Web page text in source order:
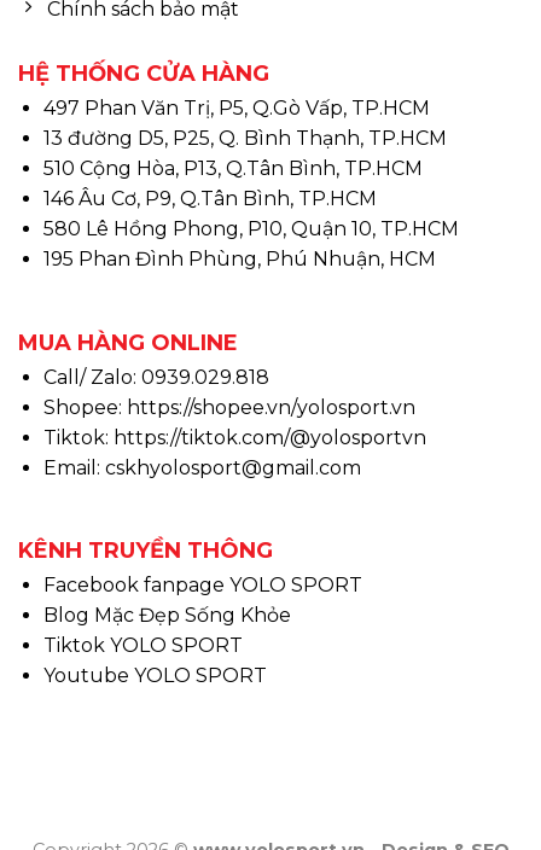
Chính sách bảo mật
HỆ THỐNG CỬA HÀNG
497 Phan Văn Trị, P5, Q.Gò Vấp, TP.HCM
13 đường D5, P25, Q. Bình Thạnh, TP.HCM
510 Cộng Hòa, P13, Q.Tân Bình, TP.HCM
146 Âu Cơ, P9, Q.Tân Bình, TP.HCM
580 Lê Hồng Phong, P10, Quận 10, TP.HCM
195 Phan Đình Phùng, Phú Nhuận, HCM
MUA HÀNG ONLINE
Call/ Zalo: 0939.029.818
Shopee: https://shopee.vn/yolosport.vn
Tiktok: https://tiktok.com/@yolosportvn
Email: cskhyolosport@gmail.com
KÊNH TRUYỀN THÔNG
Facebook fanpage YOLO SPORT
Blog Mặc Đẹp Sống Khỏe
Tiktok YOLO SPORT
Youtube YOLO SPORT